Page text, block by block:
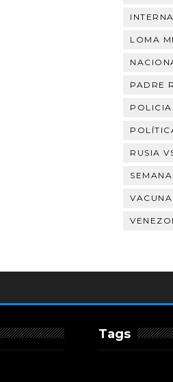
LOMA
PADRE
RUSIA
VACUNA
Tags